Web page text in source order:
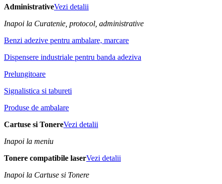
AdministrativeVezi detalii
Inapoi la Curatenie, protocol, administrative
Benzi adezive pentru ambalare, marcare
Dispensere industriale pentru banda adeziva
Prelungitoare
Signalistica si tabureti
Produse de ambalare
Cartuse si TonereVezi detalii
Inapoi la meniu
Tonere compatibile laserVezi detalii
Inapoi la Cartuse si Tonere